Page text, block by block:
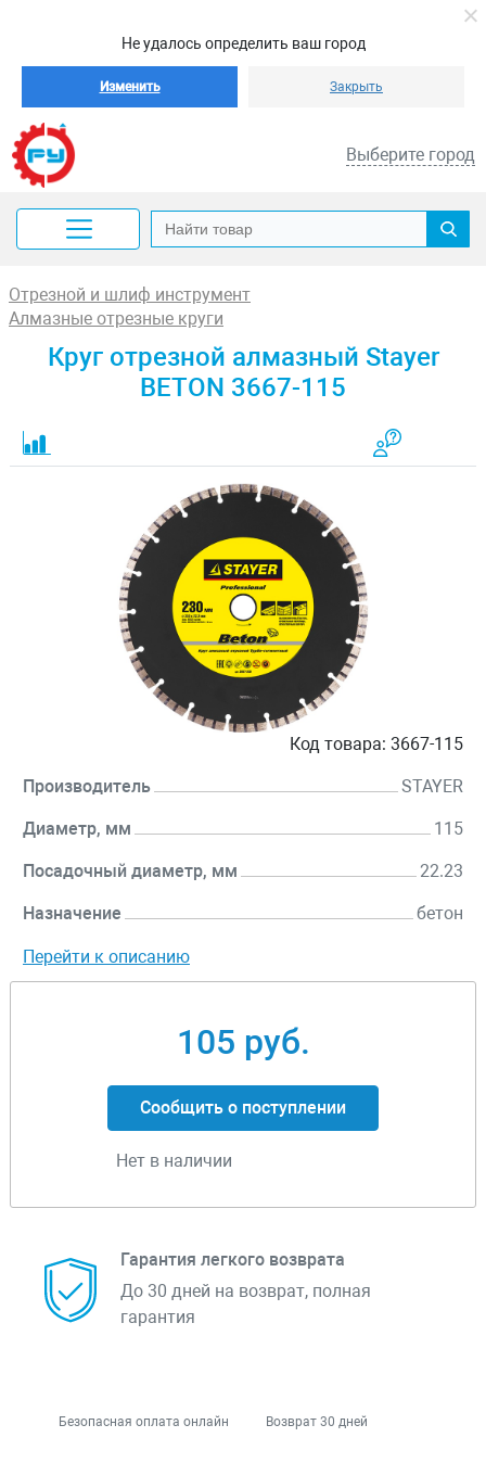
Не удалось определить ваш город
Изменить Закрыть
Выберите город
Отрезной и шлиф инструмент
Алмазные отрезные круги
Круг отрезной алмазный Stayer
BETON 3667-115
Код товара: 3667-115
Производитель STAYER
Диаметр, мм 115
Посадочный диаметр, мм 22.23
Назначение бетон
Перейти к описанию
105 руб.
Сообщить о поступлении
Нет в наличии
Гарантия легкого возврата
До 30 дней на возврат, полная
гарантия
Безопасная оплата онлайн Возврат 30 дней